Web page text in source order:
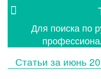
Для поиска по
Статьи за июнь